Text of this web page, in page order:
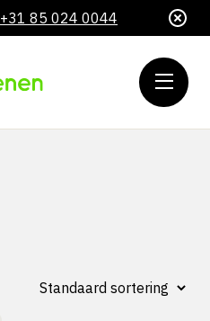
+31 85 024 0044